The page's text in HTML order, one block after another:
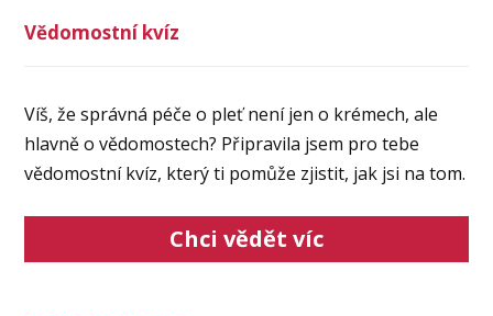
Vědomostní kvíz
Víš, že správná péče o pleť není jen o krémech, ale
hlavně o vědomostech? Připravila jsem pro tebe
vědomostní kvíz, který ti pomůže zjistit, jak jsi na tom.
Chci vědět víc